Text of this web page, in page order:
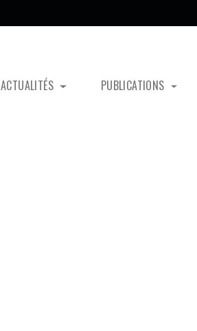
ACTUALITÉS PUBLICATIONS